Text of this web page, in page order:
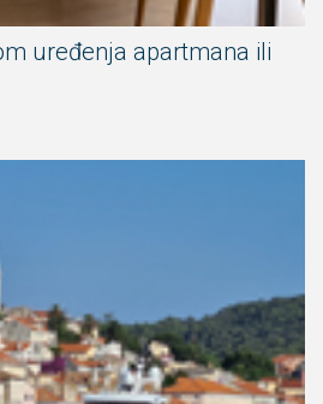
uređenja apartmana ili